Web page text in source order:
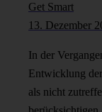
Get Smart
13. Dezember
In der
Entwicklung
als nicht